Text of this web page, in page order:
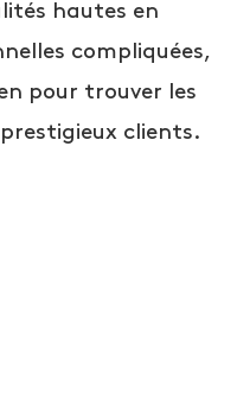
hautes en
compliquées,
pour trouver les
clients.